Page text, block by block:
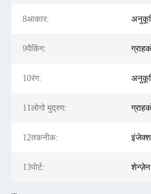
8आकार:
9पैकिंग:
10रंग:
11लोगो मुद्रण:
12तकनीक:
13पोर्ट: शेन्ज़ेन